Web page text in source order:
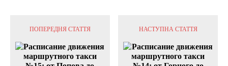
ПОПЕРЕДНЯ СТАТТЯ НАСТУПНА СТАТТЯ